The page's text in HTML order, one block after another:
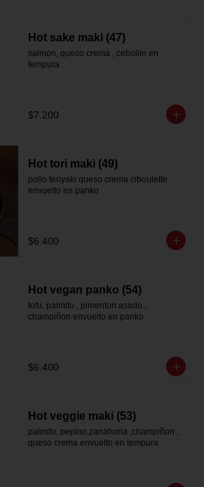
Hot sake maki (47)
salmon, queso crema , cebollin en
tempura
$7.200
Hot tori maki (49)
pollo teriyaki queso crema ciboulette
envuelto en panko
$6.400
Hot vegan panko (54)
tofu, palmito , pimenton asado ,
champiñon envuelto en panko
$6.400
Hot veggie maki (53)
palmito, pepino,zanahoria ,champiñon ,
queso crema envuelto en tempura